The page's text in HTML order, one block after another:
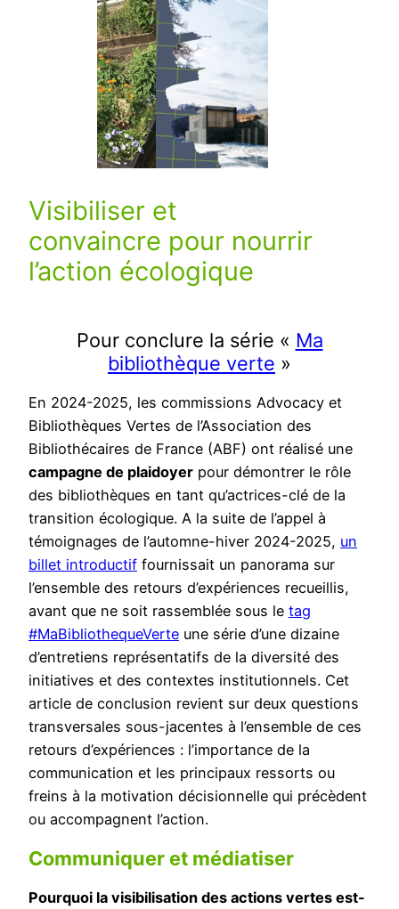
Visibiliser et
convaincre pour nourrir
l’action écologique
Pour conclure la série « Ma
bibliothèque verte »
En 2024-2025, les commissions Advocacy et
Bibliothèques Vertes de l’Association des
Bibliothécaires de France (ABF) ont réalisé une
campagne de plaidoyer pour démontrer le rôle
des bibliothèques en tant qu’actrices-clé de la
transition écologique. A la suite de l’appel à
témoignages de l’automne-hiver 2024-2025, un
billet introductif fournissait un panorama sur
l’ensemble des retours d’expériences recueillis,
avant que ne soit rassemblée sous le tag
#MaBibliothequeVerte une série d’une dizaine
d’entretiens représentatifs de la diversité des
initiatives et des contextes institutionnels. Cet
article de conclusion revient sur deux questions
transversales sous-jacentes à l’ensemble de ces
retours d’expériences : l’importance de la
communication et les principaux ressorts ou
freins à la motivation décisionnelle qui précèdent
ou accompagnent l’action.
Communiquer et médiatiser
Pourquoi la visibilisation des actions vertes est-